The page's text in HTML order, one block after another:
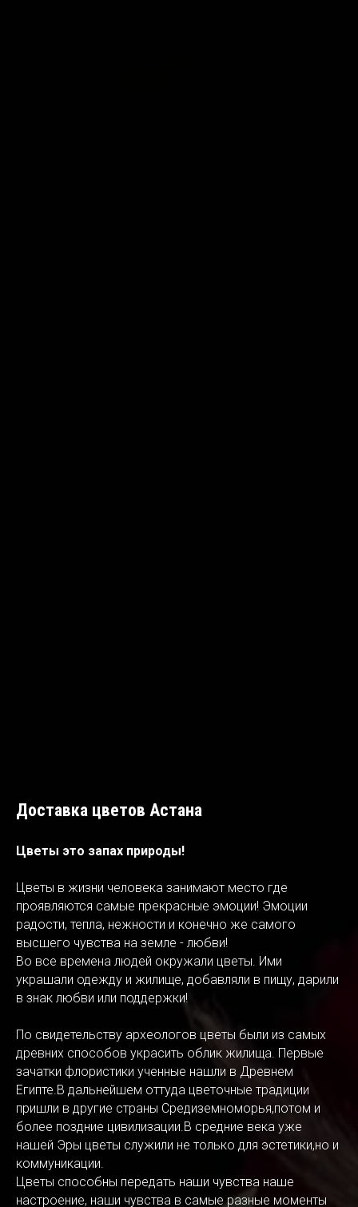
Доставка цветов Астана
Цветы это запах природы!
Цветы в жизни человека занимают место где
проявляются самые прекрасные эмоции! Эмоции
радости, тепла, нежности и конечно же самого
высшего чувства на земле - любви!
Во все времена людей окружали цветы. Ими
украшали одежду и жилище, добавляли в пищу, дарили
в знак любви или поддержки!
По свидетельству археологов цветы были из самых
древних способов украсить облик жилища. Первые
зачатки флористики ученные нашли в Древнем
Египте.В дальнейшем оттуда цветочные традиции
пришли в другие страны Средиземноморья,потом и
более поздние цивилизации.В средние века уже
нашей Эры цветы служили не только для эстетики,но и
коммуникации.
Цветы способны передать наши чувства наше
настроение, наши чувства в самые разные моменты